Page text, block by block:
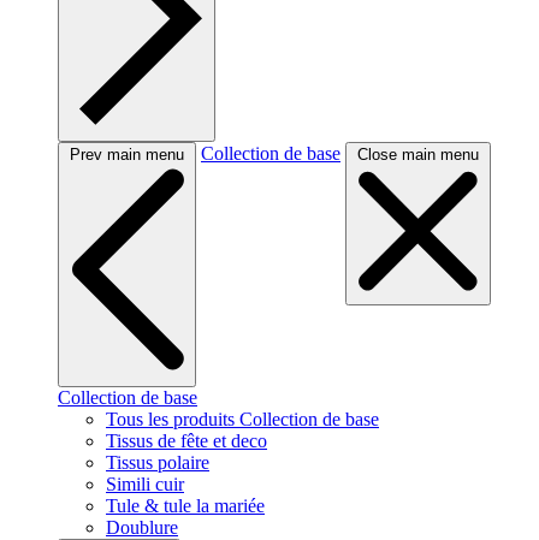
Prev main menu Collection de base Close main menu
Collection de base
Tous les produits Collection de base
Tissus de fête et deco
Tissus polaire
Simili cuir
Tule & tule la mariée
Doublure